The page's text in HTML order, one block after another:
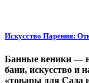
Искусство Парения:
Банные веники —
бани, искусство и
«товары для Сада